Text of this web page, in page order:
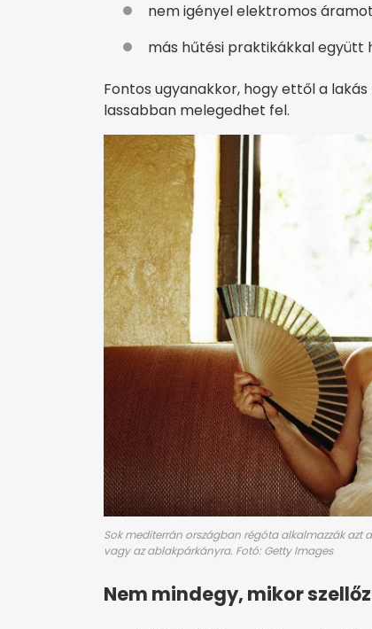
nem igényel elektromos
más hűtési praktikákkal együtt
Fontos ugyanakkor, hogy ettől a
lassabban melegedhet fel.
Sok mediterrán országban régóta alkalmazzák azt
vagy az ablakpárkányra. Fotó: Getty Images
Nem mindegy, mikor